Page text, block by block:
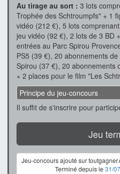
Au tirage au sort : 3 lots
Trophée des Schtroumpfs" + 1
vidéo (212 €), 5 lots
jeu vidéo (92 €), 2 lots de 3 BD
entrées au Parc Spirou
PS5 (39 €), 20 abonnements
Spirou (37 €), 20 abonnements
× 2 places pour le film "Les
Principe du jeu-concours
Il suffit de s'inscrire pour
Jeu
Jeu-concours ajouté sur
Terminé depuis le 31/